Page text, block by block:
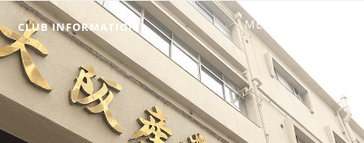
CLUB INFORMATION